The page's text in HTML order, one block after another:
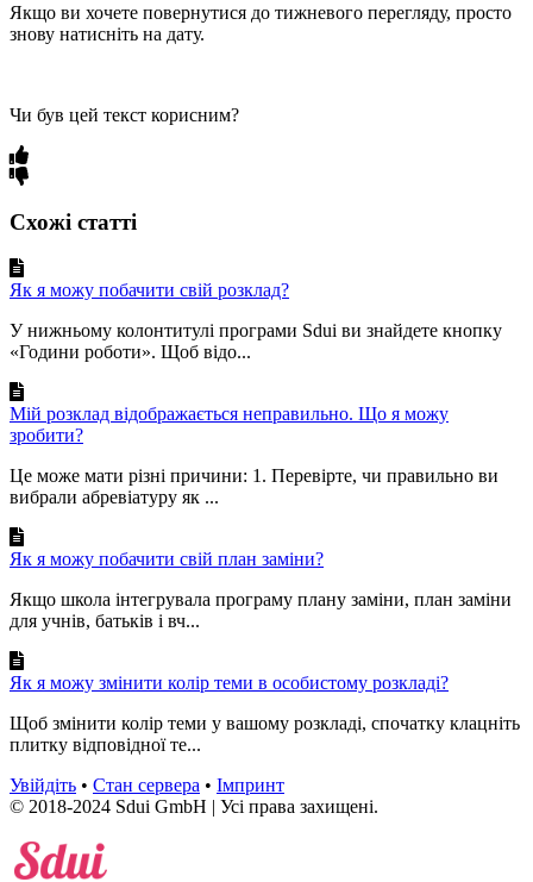
Якщо ви хочете повернутися до тижневого перегляду, просто
знову натисніть на дату.
Чи був цей текст корисним?
Схожі статті
Як я можу побачити свій розклад?
У нижньому колонтитулі програми Sdui ви знайдете кнопку
«Години роботи». Щоб відо...
Мій розклад відображається неправильно. Що я можу
зробити?
Це може мати різні причини: 1. Перевірте, чи правильно ви
вибрали абревіатуру як ...
Як я можу побачити свій план заміни?
Якщо школа інтегрувала програму плану заміни, план заміни
для учнів, батьків і вч...
Як я можу змінити колір теми в особистому розкладі?
Щоб змінити колір теми у вашому розкладі, спочатку клацніть
плитку відповідної те...
Увійдіть • Стан сервера • Імпринт
© 2018-2024 Sdui GmbH | Усі права захищені.